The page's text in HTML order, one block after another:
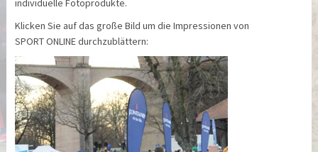
individuelle Fotoprodukte.
Klicken Sie auf das große Bild um die Impressionen von
SPORT ONLINE durchzublättern: